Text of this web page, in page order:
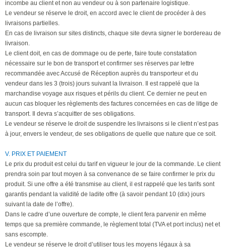
incombe au client et non au vendeur ou à son partenaire logistique.
Le vendeur se réserve le droit, en accord avec le client de procéder à des
livraisons partielles.
En cas de livraison sur sites distincts, chaque site devra signer le bordereau de
livraison.
Le client doit, en cas de dommage ou de perte, faire toute constatation
nécessaire sur le bon de transport et confirmer ses réserves par lettre
recommandée avec Accusé de Réception auprès du transporteur et du
vendeur dans les 3 (trois) jours suivant la livraison. Il est rappelé que la
marchandise voyage aux risques et périls du client. Ce dernier ne peut en
aucun cas bloquer les règlements des factures concernées en cas de litige de
transport. Il devra s’acquitter de ses obligations.
Le vendeur se réserve le droit de suspendre les livraisons si le client n’est pas
à jour, envers le vendeur, de ses obligations de quelle que nature que ce soit.
V. PRIX ET PAIEMENT
Le prix du produit est celui du tarif en vigueur le jour de la commande. Le client
prendra soin par tout moyen à sa convenance de se faire confirmer le prix du
produit. Si une offre a été transmise au client, il est rappelé que les tarifs sont
garantis pendant la validité de ladite offre (à savoir pendant 10 (dix) jours
suivant la date de l’offre).
Dans le cadre d’une ouverture de compte, le client fera parvenir en même
temps que sa première commande, le règlement total (TVA et port inclus) net et
sans escompte.
Le vendeur se réserve le droit d’utiliser tous les moyens légaux à sa